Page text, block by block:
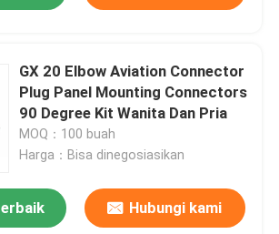
tahan air
GX 20 Elbow Aviation Connector
Plug Panel Mounting Connectors
90 Degree Kit Wanita Dan Pria
MOQ：100 buah
Harga：Bisa dinegosiasikan
Hubungi kami